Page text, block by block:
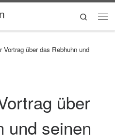
Search
Vortrag über das Rebhuhn und
über
und seinen